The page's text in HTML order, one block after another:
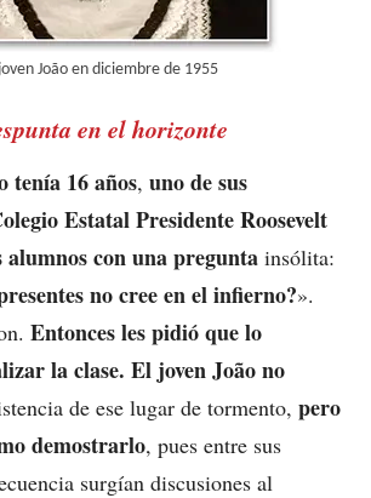
João en diciembre de 1955
en el horizonte
tenía 16 años, uno de sus
Estatal Presidente Roosevelt
con una pregunta insólita:
no cree en el infierno?».
Entonces les pidió que lo
la clase. El joven João no
de ese lugar de tormento, pero
demostrarlo, pues entre sus
surgían discusiones al